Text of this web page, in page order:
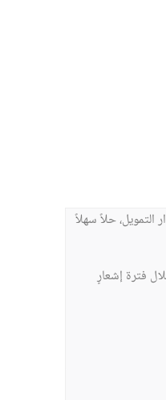
التمويل، حلاً سهلاً
فترة إشعارٍ